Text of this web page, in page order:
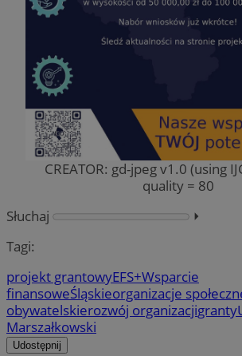
CREATOR: gd-jpeg v1.0 (using
quality = 80
Słuchaj
⏵︎
Tagi:
projekt grantowyEFS+Wsparcie
finansoweŚląskieorganizacje
obywatelskierozwój organizacjigranty
Marszałkowski
Udostępnij